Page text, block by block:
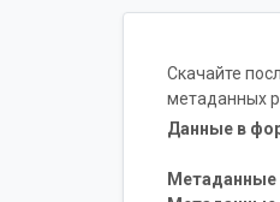
Скачайте
метаданных
Данные в
Метаданные